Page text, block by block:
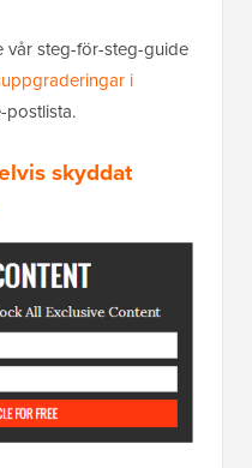
vår steg-för-steg-guide
i
skyddat